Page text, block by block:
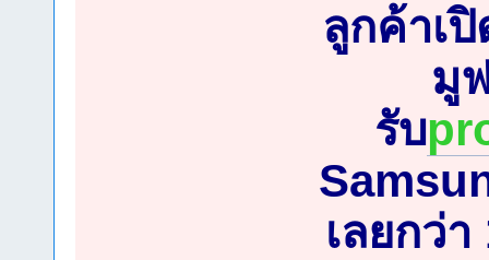
ลูกค้าเ
มู
รับ
เลยกว่